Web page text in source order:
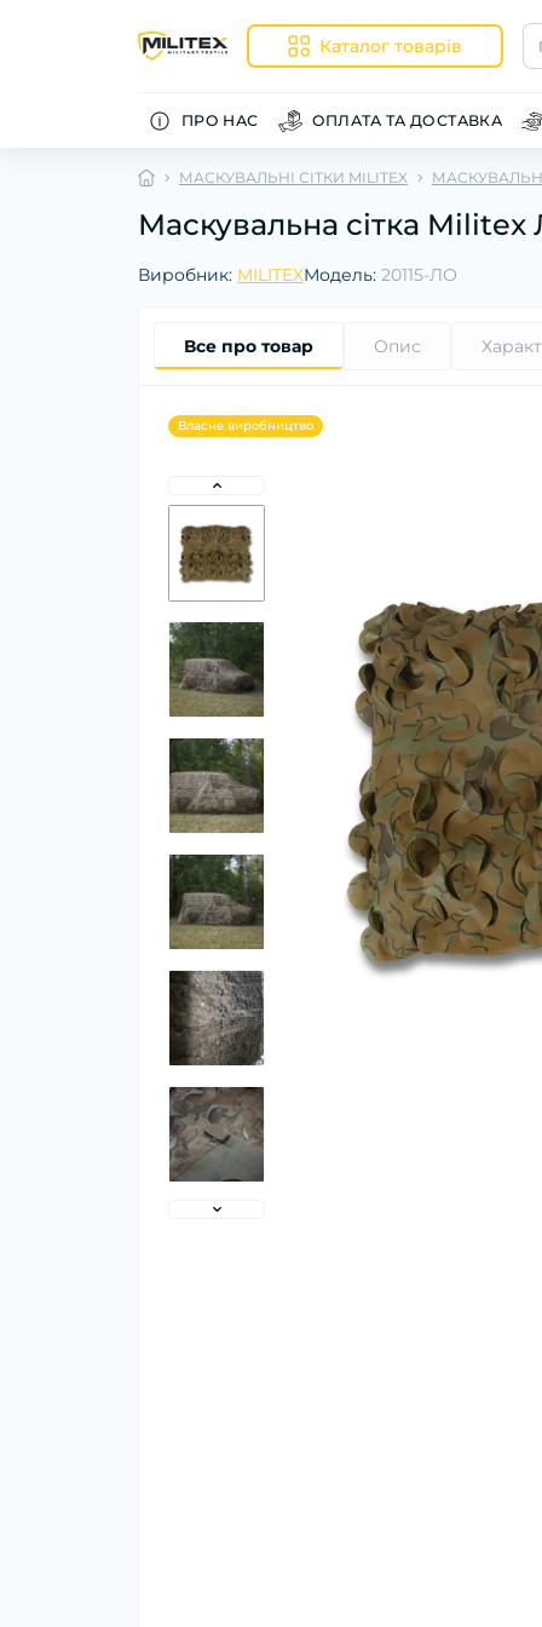
Каталог товарів
ПРО НАС ОПЛАТА ТА ДОСТАВКА
МАСКУВАЛЬНІ СІТКИ MILITEX
Маскувальна сітка Militex
Виробник: MILITEXМодель: 20115-ЛО
Все про товар Опис
Власне виробництво